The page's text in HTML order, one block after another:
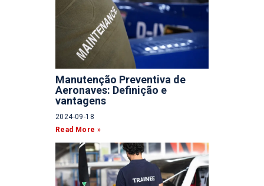
Manutenção Preventiva de
Aeronaves: Definição e
vantagens
2024-09-18
Read More »